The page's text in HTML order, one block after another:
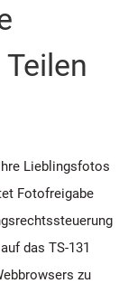
Lieblingsfotos
Fotofreigabe
das TS-131
zu